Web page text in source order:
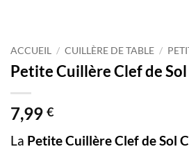
ACCUEIL / CUILLÈRE DE TABLE /
Petite Cuillère Clef de
7,99 €
La Petite Cuillère Clef de Sol